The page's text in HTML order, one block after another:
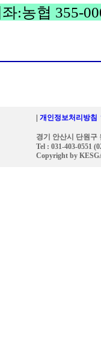
:농협 355-
개인정보처리방
경기 안산시 단원구
Tel : 031-403-0551
Copyright by